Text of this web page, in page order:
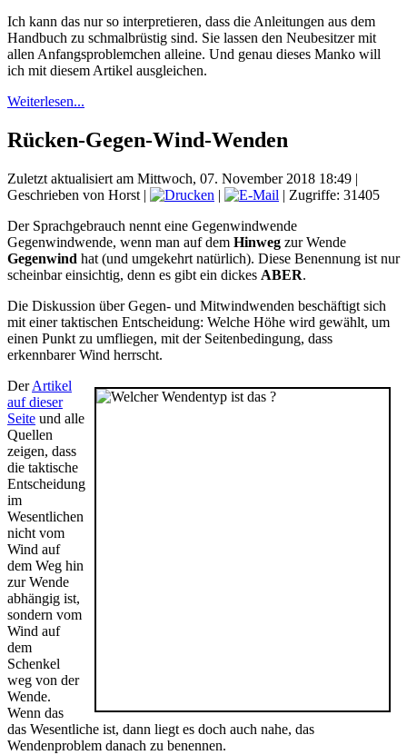
Ich kann das nur so interpretieren, dass die Anleitungen aus dem
Handbuch zu schmalbrüstig sind. Sie lassen den Neubesitzer mit
allen Anfangsproblemchen alleine. Und genau dieses Manko will
ich mit diesem Artikel ausgleichen.
Weiterlesen...
Rücken-Gegen-Wind-Wenden
Zuletzt aktualisiert am Mittwoch, 07. November 2018 18:49 |
Geschrieben von Horst | |
| Zugriffe: 31405
Der Sprachgebrauch nennt eine Gegenwindwende
Gegenwindwende, wenn man auf dem Hinweg zur Wende
Gegenwind hat (und umgekehrt natürlich). Diese Benennung ist nur
scheinbar einsichtig, denn es gibt ein dickes ABER.
Die Diskussion über Gegen- und Mitwindwenden beschäftigt sich
mit einer taktischen Entscheidung: Welche Höhe wird gewählt, um
einen Punkt zu umfliegen, mit der Seitenbedingung, dass
erkennbarer Wind herrscht.
DerArtikel
auf dieser
Seite und alle
Quellen
zeigen, dass
die taktische
Entscheidung
im
Wesentlichen
nicht vom
Wind auf
dem Weg hin
zur Wende
abhängig ist,
sondern vom
Wind auf
dem
Schenkel
weg von der
Wende.
Wenn das
das Wesentliche ist, dann liegt es doch auch nahe, das
Wendenproblem danach zu benennen.